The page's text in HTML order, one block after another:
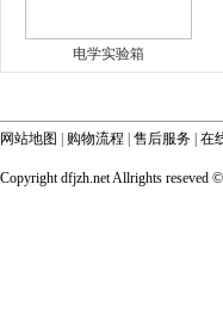
电学实验箱
网站地图 购物流程 售后服务 在
Copyright dfjzh.net Allrights reseved ©